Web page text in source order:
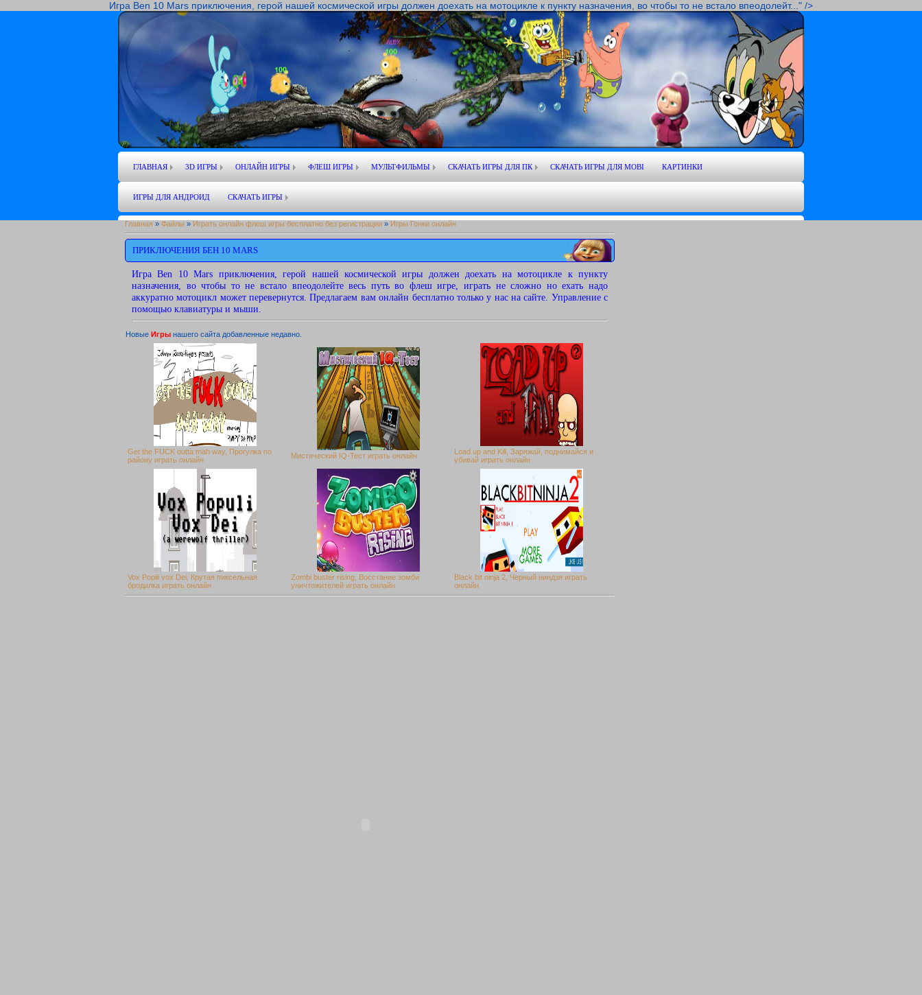
Игра Ben 10 Mars приключения, герой нашей космической игры должен доехать на мотоцикле к пункту назначения, во чтобы то не встало впеодолейт..." />
ГЛАВНАЯ 3D ИГРЫ ОНЛАЙН ИГРЫ ФЛЕШ ИГРЫ МУЛЬТФИЛЬМЫ СКАЧАТЬ ИГРЫ ДЛЯ ПК СКАЧАТЬ ИГРЫ ДЛЯ MOBI КАРТИНКИ
ИГРЫ ДЛЯ АНДРОИД СКАЧАТЬ ИГРЫ
Главная » Файлы » Играть онлайн флеш игры бесплатно без регистрации » Игры Гонки онлайн
ПРИКЛЮЧЕНИЯ БЕН 10 MARS
Игра Ben 10 Mars приключения, герой нашей космической игры должен доехать на мотоцикле к пункту
назначения, во чтобы то не встало впеодолейте весь путь во флеш игре, играть не сложно но ехать надо
аккуратно мотоцикл может перевернутся. Предлагаем вам онлайн бесплатно только у нас на сайте. Управление с
помощью клавиатуры и мыши.
Новые Игры нашего сайта добавленные недавно.
Get the FUCK outta mah way, Прогулка по
району играть онлайн
Мистический IQ-Тест играть онлайн
Load up and Kill, Заряжай, поднимайся и
убивай играть онлайн
Vox Popili vox Dei, Крутая пиксельная
бродилка играть онлайн
Zombi buster rising, Восстание зомби
уничтожителей играть онлайн
Black bit ninja 2, Черный ниндзя играть
онлайн